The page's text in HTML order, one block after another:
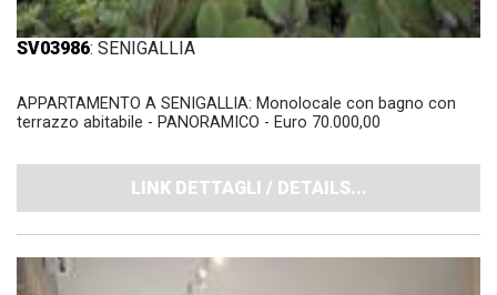
SV03986: SENIGALLIA
APPARTAMENTO A SENIGALLIA: Monolocale con bagno con
terrazzo abitabile - PANORAMICO - Euro 70.000,00
LINK DETTAGLI / DETAILS...